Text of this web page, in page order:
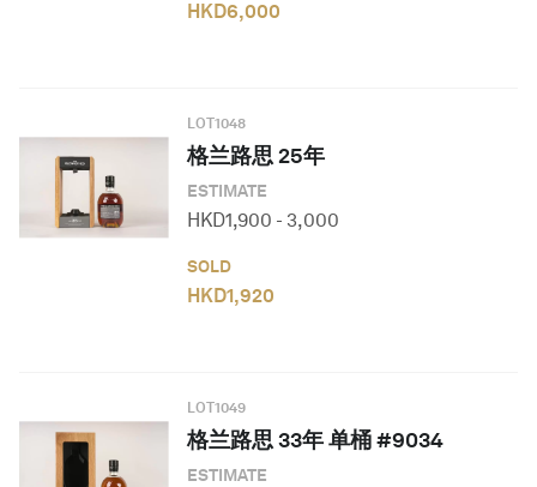
HKD6,000
LOT1048
格兰路思 25年
ESTIMATE
HKD1,900 - 3,000
SOLD
HKD1,920
LOT1049
格兰路思 33年 单桶 #9034
ESTIMATE